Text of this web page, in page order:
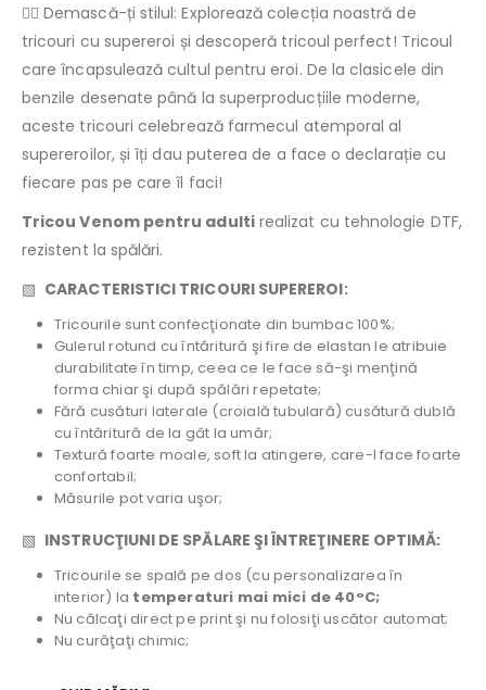
🦸‍♀️ Demască-ți stilul: Explorează colecția noastră de
tricouri cu supereroi și descoperă tricoul perfect! Tricoul
care încapsulează cultul pentru eroi. De la clasicele din
benzile desenate până la superproducțiile moderne,
aceste tricouri celebrează farmecul atemporal al
supereroilor, și îți dau puterea de a face o declarație cu
fiecare pas pe care îl faci!
Tricou Venom pentru adultirealizat cu tehnologie DTF,
rezistent la spălări.
▧ CARACTERISTICI TRICOURI SUPEREROI:
Tricourile sunt confecţionate din bumbac 100%;
Gulerul rotund cu întăritură şi fire de elastan le atribuie
durabilitate în timp, ceea ce le face să-şi menţină
forma chiar şi după spălări repetate;
Fără cusături laterale (croială tubulară) cusătură dublă
cu întăritură de la gât la umăr;
Textură foarte moale, soft la atingere, care-l face foarte
confortabil;
Măsurile pot varia uşor;
▧ INSTRUCŢIUNI DE SPĂLARE ŞI ÎNTREŢINERE OPTIMĂ:
Tricourile se spală pe dos (cu personalizarea în
interior) la temperaturi mai mici de 40°C;
Nu călcaţi direct pe print şi nu folosiţi uscător automat;
Nu curăţaţi chimic;